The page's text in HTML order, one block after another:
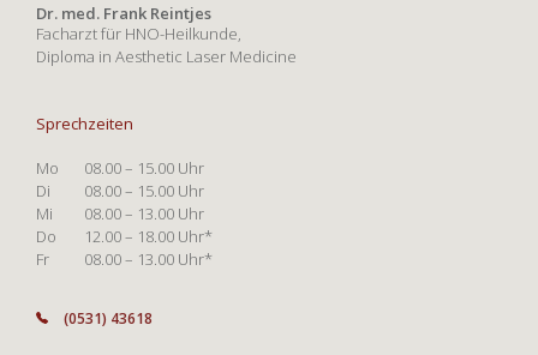
Dr. med. Frank Reintjes
Facharzt für HNO-Heilkunde,
Diploma in Aesthetic Laser Medicine
Sprechzeiten
Mo
08.00 – 15.00 Uhr
Di
08.00 – 15.00 Uhr
Mi
08.00 – 13.00 Uhr
Do
12.00 – 18.00 Uhr*
Fr
08.00 – 13.00 Uhr*
(0531) 43618